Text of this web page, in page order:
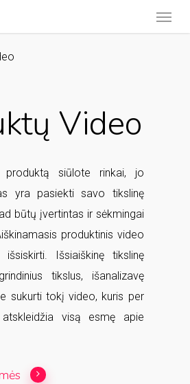
Video
produktą siūlote rinkai, jo
yra pasiekti savo tikslinę
būtų įvertintas ir sėkmingai
produktinis video
Išsiaiškinę tikslinę
tikslus, išanalizavę
sukurti tokį video, kuris per
visą esmę apie